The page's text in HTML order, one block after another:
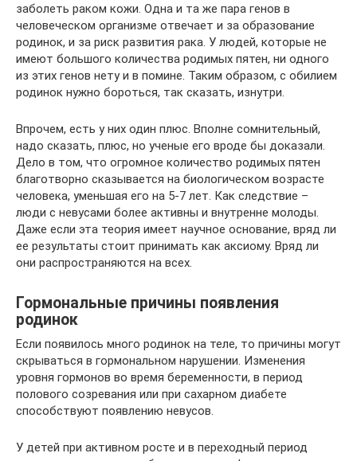
заболеть раком кожи. Одна и та же пара генов в
человеческом организме отвечает и за образование
родинок, и за риск развития рака. У людей, которые не
имеют большого количества родимых пятен, ни одного
из этих генов нету и в помине. Таким образом, с обилием
родинок нужно бороться, так сказать, изнутри.
Впрочем, есть у них один плюс. Вполне сомнительный,
надо сказать, плюс, но ученые его вроде бы доказали.
Дело в том, что огромное количество родимых пятен
благотворно сказывается на биологическом возрасте
человека, уменьшая его на 5-7 лет. Как следствие –
люди с невусами более активны и внутренне молоды.
Даже если эта теория имеет научное основание, вряд ли
ее результаты стоит принимать как аксиому. Вряд ли
они распространяются на всех.
Гормональные причины появления
родинок
Если появилось много родинок на теле, то причины могут
скрываться в гормональном нарушении. Изменения
уровня гормонов во время беременности, в период
полового созревания или при сахарном диабете
способствуют появлению невусов.
У детей при активном росте и в переходный период